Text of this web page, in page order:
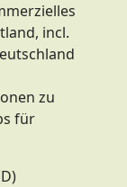
incl.
zu
für